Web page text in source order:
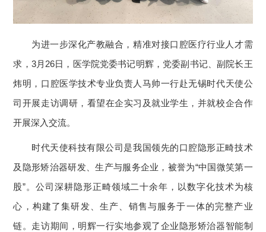
为进一步深化产教融合，精准对接口腔医疗行业人才需
求，3月26日，医学院党委书记明辉，党委副书记、副院长王
炜明，口腔医学技术专业负责人马帅一行赴无锡时代天使公
司开展走访调研，看望在企实习及就业学生，并就校企合作
开展深入交流。
时代天使科技有限公司是我国领先的口腔隐形正畸技术
及隐形矫治器研发、生产与服务企业，被誉为“中国微笑第一
股”。公司深耕隐形正畸领域二十余年，以数字化技术为核
心，构建了集研发、生产、销售与服务于一体的完整产业
链。走访期间，明辉一行实地参观了企业隐形矫治器智能制